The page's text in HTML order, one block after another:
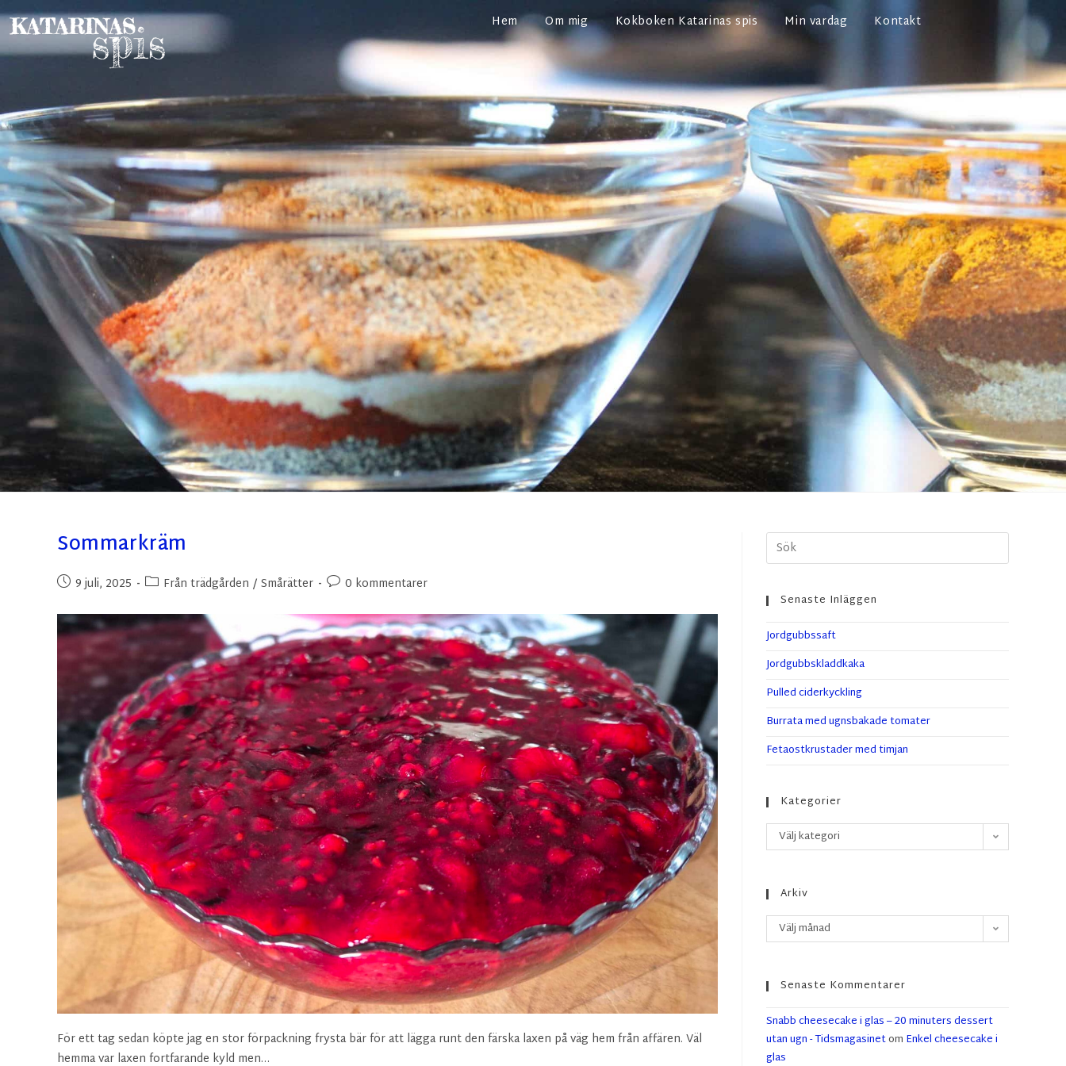
Hem Om mig Kokboken Katarinas spis Min vardag Kontakt
Sommarkräm
9 juli, 2025 Från trädgården / Smårätter 0 kommentarer
För ett tag sedan köpte jag en stor förpackning frysta bär för att lägga runt den färska laxen på väg hem från affären. Väl
hemma var laxen fortfarande kyld men…
Senaste Inläggen
Jordgubbssaft
Jordgubbskladdkaka
Pulled ciderkyckling
Burrata med ugnsbakade tomater
Fetaostkrustader med timjan
Kategorier
Välj kategori
Arkiv
Välj månad
Senaste Kommentarer
Snabb cheesecake i glas – 20 minuters dessert
utan ugn - Tidsmagasinetom Enkel cheesecake i
glas